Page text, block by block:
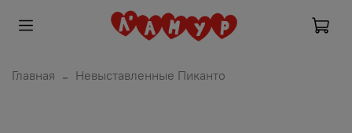
Главная Невыставленные Пиканто